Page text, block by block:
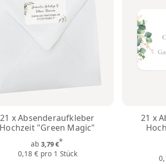
21 x Absenderaufkleber
Hochzeit "Green Magic"
ab 3,79 €*
0,18 € pro 1 Stück
21 x